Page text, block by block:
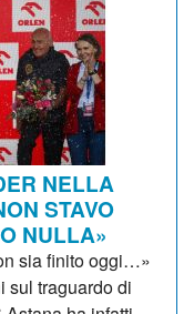
NELLA
STAVO
NULLA»
sia finito oggi…»
sul traguardo di